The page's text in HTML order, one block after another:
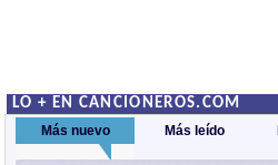
LO + EN CANCIONEROS.COM
Más nuevo Más leído